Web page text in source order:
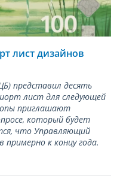
лист дизайнов
представил десять
лист для следующей
приглашают
который будет
что Управляющий
к концу года.